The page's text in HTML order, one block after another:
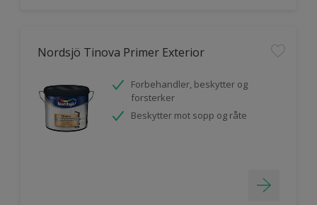
Nordsjö Tinova Primer Exterior
Forbehandler, beskytter og
forsterker
Beskytter mot sopp og råte